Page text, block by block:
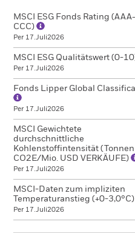
MSCI ESG Fonds Rating (AAA-
CCC)
Per 17.Juli2026
MSCI ESG Qualitätswert (0-
Per 17.Juli2026
Fonds Lipper Global
Per 17.Juli2026
MSCI Gewichtete
durchschnittliche
Kohlenstoffintensität (Tonnen
CO2E/Mio. USD VERKÄUFE)
Per 17.Juli2026
MSCI-Daten zum impliziten
Temperaturanstieg (+0-3,0°C)
Per 17.Juli2026